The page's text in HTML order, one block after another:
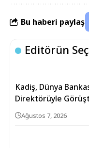
Bu haberi paylaş
Editörün
Kadiş, Dünya
Direktörüyle
Ağustos 7, 2026